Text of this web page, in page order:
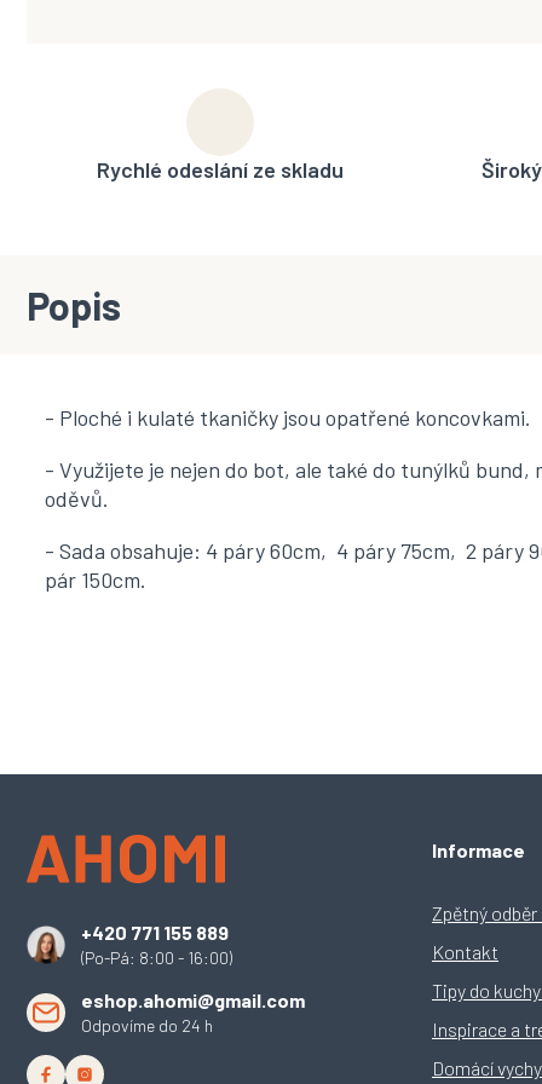
Rychlé odeslání ze skladu
Popis
- Ploché i kulaté tkaničky jsou opatřené koncovkami.
- Využijete je nejen do bot, ale také do tunýlků bund,
oděvů.
- Sada obsahuje: 4 páry 60cm, 4 páry 75cm, 2 páry
pár 150cm.
+420 771 155 889
(Po-Pá: 8:00 - 16:00)
eshop.ahomi@gmail.com
Odpovíme do 24 h
Informace
Zpětný
Kontakt
Tipy do
Inspirace a
Domácí